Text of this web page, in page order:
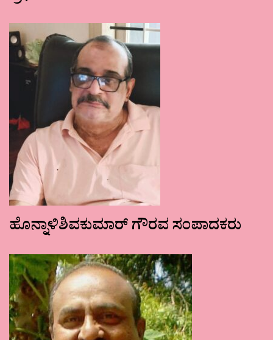
ಹೊನ್ನಾಳಿಶಿವಕುಮಾರ್ ಗೌರವ ಸಂಪಾದಕರು